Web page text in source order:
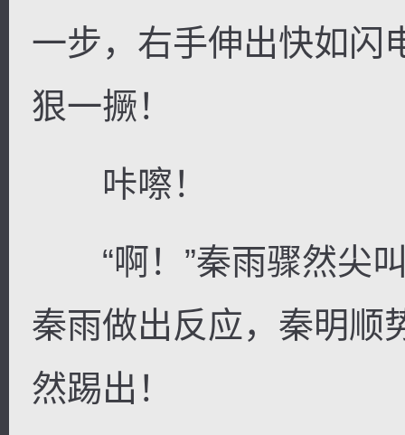
一步，右手伸出快如闪
狠一撅！
咔嚓！
“啊！”秦雨骤然尖叫
秦雨做出反应，秦明顺
然踢出！